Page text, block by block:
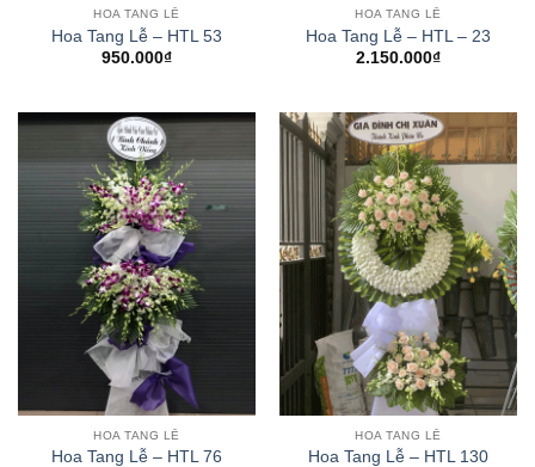
HOA TANG LỄ
Hoa Tang Lễ – HTL 53
950.000₫
HOA TANG LỄ
Hoa Tang Lễ – HTL – 23
2.150.000₫
HOA TANG LỄ
Hoa Tang Lễ – HTL 76
HOA TANG LỄ
Hoa Tang Lễ – HTL 130